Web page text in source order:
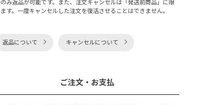
み返品が可能です。また、注文キャンセルは「発送前商品」に限
す。一度キャンセルした注文を復活させることはできません。
返品について キャンセルについて
ご注文・お支払